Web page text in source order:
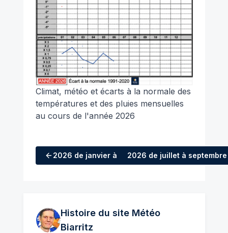
Climat, météo et écarts à la normale des
températures et des pluies mensuelles
au cours de l'année 2026
2026 de janvier à mars2026 de juillet à septembre
Histoire du site Météo
Biarritz